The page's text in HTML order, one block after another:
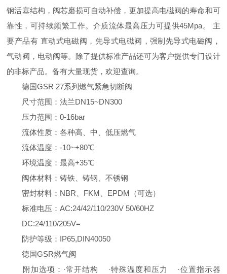
钢活塞结构，阀芯磨损可自动补偿，更加提高电磁阀的寿命和可
靠性，可持续频繁工作。介质流体最高压力可提供45Mpa。 主
要产品有 直动式电磁阀，先导式电磁阀，强制先导式电磁阀，
气动阀，电动阀等。除了提供标准产品还可为客户提供专门设计
的非标产品。备有大量现货，欢迎查询。
德国GSR 27系列燃气紧急切断阀
尺寸范围：法兰DN15~DN300
压力范围：0-16bar
流体性质：各种高、中、低压燃气
流体温度：-10~+80℃
环境温度：最高+35℃
阀体材料：铸铁、铸钢、不锈钢
密封材料：NBR、FKM、EPDM（可选）
标准电压：AC:24/42/110/230V 50/60HZ
DC:24/110/205V=
防护等级：IP65,DIN40050
德国GSR燃气阀
附加选项：·常开结构 ·特殊温度和压力 ·位置指示器